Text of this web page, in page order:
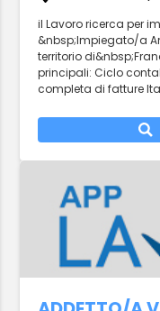
il Lavoro ricerca per
&nbsp;Impiegato/a
territorio
principali: Ciclo
completa di fatture